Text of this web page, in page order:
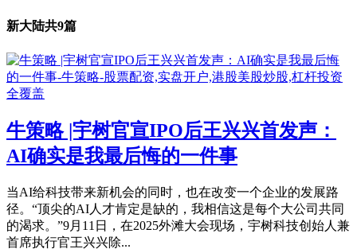
新大陆共9篇
牛策略 |宇树官宣IPO后王兴兴首发声：
AI确实是我最后悔的一件事
当AI给科技带来新机会的同时，也在改变一个企业的发展路
径。“顶尖的AI人才肯定是缺的，我相信这是每个大公司共同
的渴求。”9月11日，在2025外滩大会现场，宇树科技创始人兼
首席执行官王兴兴除...